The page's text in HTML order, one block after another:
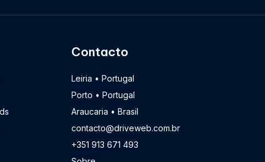
Contacto
Leiria • Portugal
Porto • Portugal
Araucaria • Brasil
contacto@driveweb.com.br
+351 913 671 493